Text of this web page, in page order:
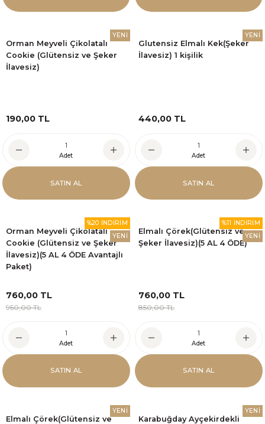
YENİ
Orman Meyveli Çikolatalı
Cookie (Glütensiz ve Şeker
İlavesiz)
190,00 TL
Adet
SATIN AL
YENİ
Glutensiz Elmalı Kek(Şeker
İlavesiz) 1 kişilik
440,00 TL
Adet
SATIN AL
%20 İNDİRİM
YENİ
Orman Meyveli Çikolatalı
Cookie (Glütensiz ve Şeker
İlavesiz)(5 AL 4 ÖDE Avantajlı
Paket)
760,00 TL
950,00 TL
Adet
SATIN AL
%11 İNDİRİM
YENİ
Elmalı Çörek(Glütensiz ve
Şeker İlavesiz)(5 AL 4 ÖDE)
760,00 TL
850,00 TL
Adet
SATIN AL
YENİ
Elmalı Çörek(Glütensiz ve
YENİ
Karabuğday Ayçekirdekli